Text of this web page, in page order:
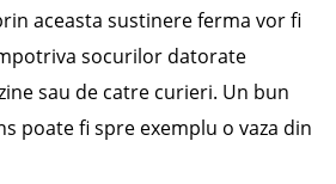
aceasta sustinere ferma vor fi
socurilor datorate
sau de catre curieri. Un bun
poate fi spre exemplu o vaza din